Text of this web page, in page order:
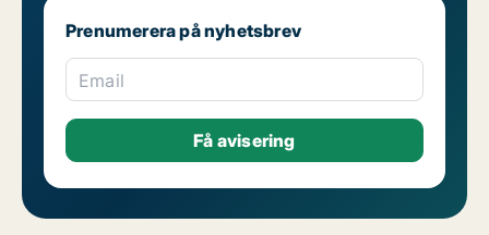
Prenumerera på nyhetsbrev
Email